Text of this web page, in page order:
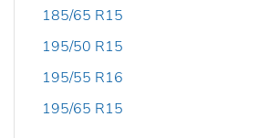
185/65 R15
195/50 R15
195/55 R16
195/65 R15